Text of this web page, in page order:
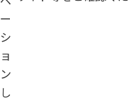
ー
シ
ョ
ン
し